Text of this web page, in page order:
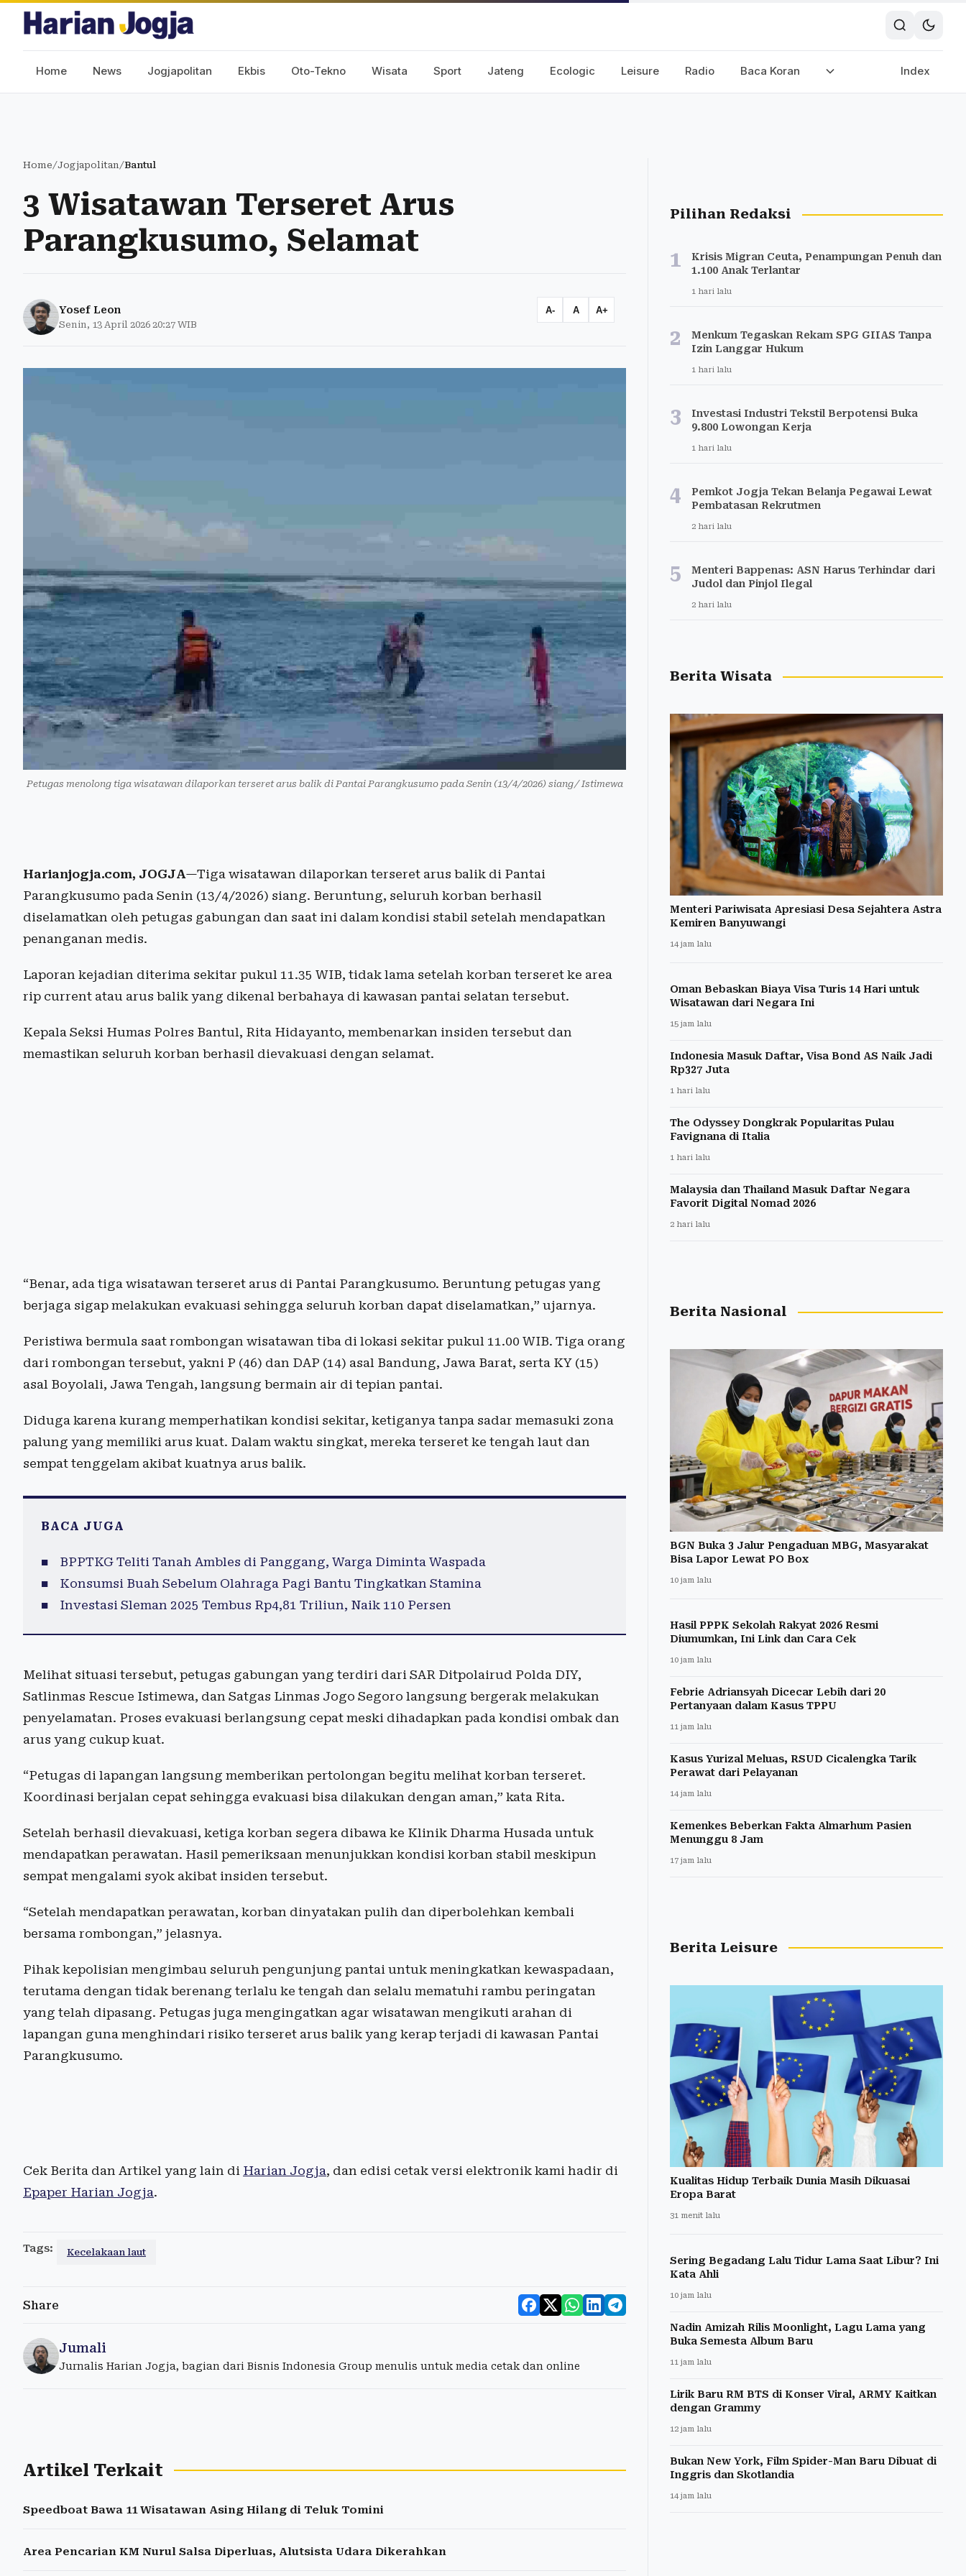
Home News Jogjapolitan Ekbis Oto-Tekno Wisata Sport Jateng Ecologic Leisure Radio Baca Koran Index
Home/Jogjapolitan/Bantul
3 Wisatawan Terseret Arus
Parangkusumo, Selamat
Yosef Leon
Senin, 13 April 2026 20:27 WIB
A- A A+
Petugas menolong tiga wisatawan dilaporkan terseret arus balik di Pantai Parangkusumo pada Senin (13/4/2026) siang/ Istimewa
Harianjogja.com, JOGJA—Tiga wisatawan dilaporkan terseret arus balik di Pantai
Parangkusumo pada Senin (13/4/2026) siang. Beruntung, seluruh korban berhasil
diselamatkan oleh petugas gabungan dan saat ini dalam kondisi stabil setelah mendapatkan
penanganan medis.
Laporan kejadian diterima sekitar pukul 11.35 WIB, tidak lama setelah korban terseret ke area
rip current atau arus balik yang dikenal berbahaya di kawasan pantai selatan tersebut.
Kepala Seksi Humas Polres Bantul, Rita Hidayanto, membenarkan insiden tersebut dan
memastikan seluruh korban berhasil dievakuasi dengan selamat.
“Benar, ada tiga wisatawan terseret arus di Pantai Parangkusumo. Beruntung petugas yang
berjaga sigap melakukan evakuasi sehingga seluruh korban dapat diselamatkan,” ujarnya.
Peristiwa bermula saat rombongan wisatawan tiba di lokasi sekitar pukul 11.00 WIB. Tiga orang
dari rombongan tersebut, yakni P (46) dan DAP (14) asal Bandung, Jawa Barat, serta KY (15)
asal Boyolali, Jawa Tengah, langsung bermain air di tepian pantai.
Diduga karena kurang memperhatikan kondisi sekitar, ketiganya tanpa sadar memasuki zona
palung yang memiliki arus kuat. Dalam waktu singkat, mereka terseret ke tengah laut dan
sempat tenggelam akibat kuatnya arus balik.
BACA JUGA
BPPTKG Teliti Tanah Ambles di Panggang, Warga Diminta Waspada
Konsumsi Buah Sebelum Olahraga Pagi Bantu Tingkatkan Stamina
Investasi Sleman 2025 Tembus Rp4,81 Triliun, Naik 110 Persen
Melihat situasi tersebut, petugas gabungan yang terdiri dari SAR Ditpolairud Polda DIY,
Satlinmas Rescue Istimewa, dan Satgas Linmas Jogo Segoro langsung bergerak melakukan
penyelamatan. Proses evakuasi berlangsung cepat meski dihadapkan pada kondisi ombak dan
arus yang cukup kuat.
“Petugas di lapangan langsung memberikan pertolongan begitu melihat korban terseret.
Koordinasi berjalan cepat sehingga evakuasi bisa dilakukan dengan aman,” kata Rita.
Setelah berhasil dievakuasi, ketiga korban segera dibawa ke Klinik Dharma Husada untuk
mendapatkan perawatan. Hasil pemeriksaan menunjukkan kondisi korban stabil meskipun
sempat mengalami syok akibat insiden tersebut.
“Setelah mendapatkan perawatan, korban dinyatakan pulih dan diperbolehkan kembali
bersama rombongan,” jelasnya.
Pihak kepolisian mengimbau seluruh pengunjung pantai untuk meningkatkan kewaspadaan,
terutama dengan tidak berenang terlalu ke tengah dan selalu mematuhi rambu peringatan
yang telah dipasang. Petugas juga mengingatkan agar wisatawan mengikuti arahan di
lapangan guna menghindari risiko terseret arus balik yang kerap terjadi di kawasan Pantai
Parangkusumo.
Cek Berita dan Artikel yang lain di Harian Jogja, dan edisi cetak versi elektronik kami hadir di
Epaper Harian Jogja.
Tags: Kecelakaan laut
Share
Jumali
Jurnalis Harian Jogja, bagian dari Bisnis Indonesia Group menulis untuk media cetak dan online
Artikel Terkait
Speedboat Bawa 11 Wisatawan Asing Hilang di Teluk Tomini
Area Pencarian KM Nurul Salsa Diperluas, Alutsista Udara Dikerahkan
Pilihan Redaksi
1
Krisis Migran Ceuta, Penampungan Penuh dan
1.100 Anak Terlantar
1 hari lalu
2
Menkum Tegaskan Rekam SPG GIIAS Tanpa
Izin Langgar Hukum
1 hari lalu
3
Investasi Industri Tekstil Berpotensi Buka
9.800 Lowongan Kerja
1 hari lalu
4
Pemkot Jogja Tekan Belanja Pegawai Lewat
Pembatasan Rekrutmen
2 hari lalu
5
Menteri Bappenas: ASN Harus Terhindar dari
Judol dan Pinjol Ilegal
2 hari lalu
Berita Wisata
Menteri Pariwisata Apresiasi Desa Sejahtera Astra
Kemiren Banyuwangi
14 jam lalu
Oman Bebaskan Biaya Visa Turis 14 Hari untuk
Wisatawan dari Negara Ini
15 jam lalu
Indonesia Masuk Daftar, Visa Bond AS Naik Jadi
Rp327 Juta
1 hari lalu
The Odyssey Dongkrak Popularitas Pulau
Favignana di Italia
1 hari lalu
Malaysia dan Thailand Masuk Daftar Negara
Favorit Digital Nomad 2026
2 hari lalu
Berita Nasional
BGN Buka 3 Jalur Pengaduan MBG, Masyarakat
Bisa Lapor Lewat PO Box
10 jam lalu
Hasil PPPK Sekolah Rakyat 2026 Resmi
Diumumkan, Ini Link dan Cara Cek
10 jam lalu
Febrie Adriansyah Dicecar Lebih dari 20
Pertanyaan dalam Kasus TPPU
11 jam lalu
Kasus Yurizal Meluas, RSUD Cicalengka Tarik
Perawat dari Pelayanan
14 jam lalu
Kemenkes Beberkan Fakta Almarhum Pasien
Menunggu 8 Jam
17 jam lalu
Berita Leisure
Kualitas Hidup Terbaik Dunia Masih Dikuasai
Eropa Barat
31 menit lalu
Sering Begadang Lalu Tidur Lama Saat Libur? Ini
Kata Ahli
10 jam lalu
Nadin Amizah Rilis Moonlight, Lagu Lama yang
Buka Semesta Album Baru
11 jam lalu
Lirik Baru RM BTS di Konser Viral, ARMY Kaitkan
dengan Grammy
12 jam lalu
Bukan New York, Film Spider-Man Baru Dibuat di
Inggris dan Skotlandia
14 jam lalu